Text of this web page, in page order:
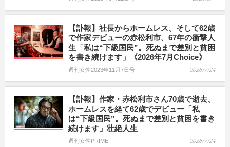
【訃報】社長からホームレス、そして62歳
で作家デビューの赤松利市、67年の衝撃人
生「私は“下級国民”。死ぬまで差別と貧困
を書き続けます」《2026年7月Choice》
週刊女性2023年11月7日号 2026/7/24
【訃報】作家・赤松利市さん70歳で逝去、
ホームレスを経て62歳でデビュー「私
は“下級国民”。死ぬまで差別と貧困を書き
続けます」壮絶人生
週刊女性PRIME 2026/7/24